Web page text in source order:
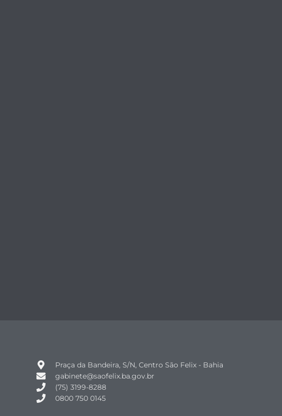
Praça da Bandeira, S/N, Centro São Felix - Bahia
gabinete@saofelix.ba.gov.br
(75) 3199-8288
0800 750 0145